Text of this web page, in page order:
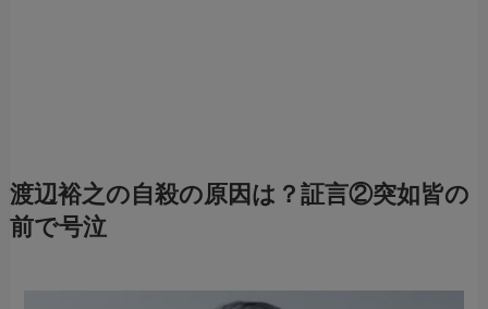
渡辺裕之の自殺の原因は？証言②突如皆の
前で号泣